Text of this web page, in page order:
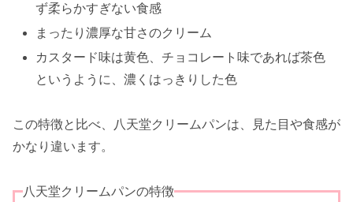
ず柔らかすぎない食感
まったり濃厚な甘さのクリーム
カスタード味は黄色、チョコレート味であれば茶色
というように、濃くはっきりした色
この特徴と比べ、八天堂クリームパンは、見た目や食感が
かなり違います。
八天堂クリームパンの特徴